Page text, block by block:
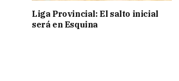
Liga Provincial: El salto inicial
será en Esquina